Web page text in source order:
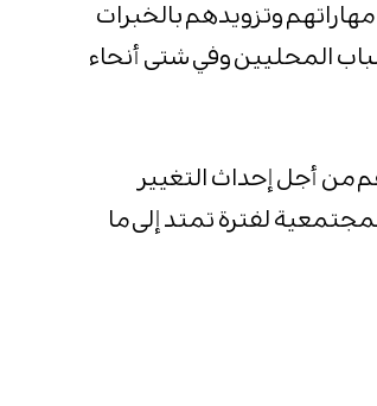
وتزويدهم بالخبرات
المحليين وفي شتى أنحاء
من أجل إحداث التغيير
لفترة تمتد إلى ما